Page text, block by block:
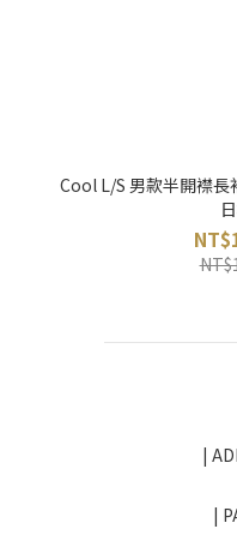
Cool L/S 男款半開襟
|
|